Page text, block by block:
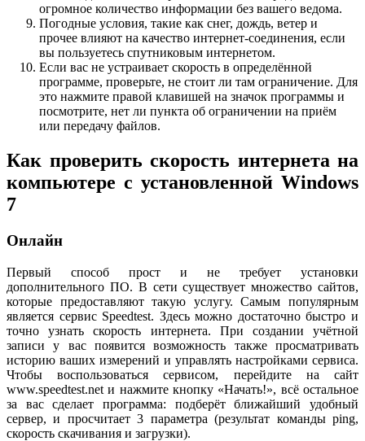
огромное количество информации без вашего ведома.
Погодные условия, такие как снег, дождь, ветер и
прочее влияют на качество интернет-соединения, если
вы пользуетесь спутниковым интернетом.
Если вас не устраивает скорость в определённой
программе, проверьте, не стоит ли там ограничение. Для
это нажмите правой клавишей на значок программы и
посмотрите, нет ли пункта об ограничении на приём
или передачу файлов.
Как проверить скорость интернета на
компьютере с установленной Windows
7
Онлайн
Первый способ прост и не требует установки
дополнительного ПО. В сети существует множество сайтов,
которые предоставляют такую услугу. Самым популярным
является сервис Speedtest. Здесь можно достаточно быстро и
точно узнать скорость интернета. При создании учётной
записи у вас появится возможность также просматривать
историю ваших измерений и управлять настройками сервиса.
Чтобы воспользоваться сервисом, перейдите на сайт
www.speedtest.net и нажмите кнопку «Начать!», всё остальное
за вас сделает программа: подберёт ближайший удобный
сервер, и просчитает 3 параметра (результат команды ping,
скорость скачивания и загрузки).